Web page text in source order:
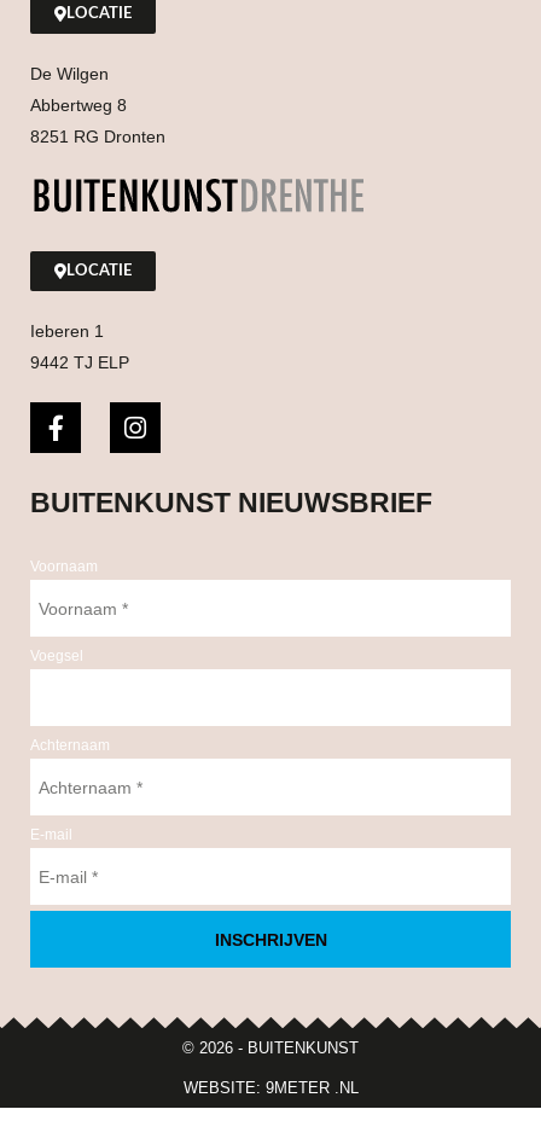
LOCATIE
De Wilgen
Abbertweg 8
8251 RG Dronten
LOCATIE
Ieberen 1
9442 TJ ELP
BUITENKUNST NIEUWSBRIEF
Voornaam
Voegsel
Achternaam
E-mail
INSCHRIJVEN
© 2026 - BUITENKUNST
WEBSITE: 9METER .NL